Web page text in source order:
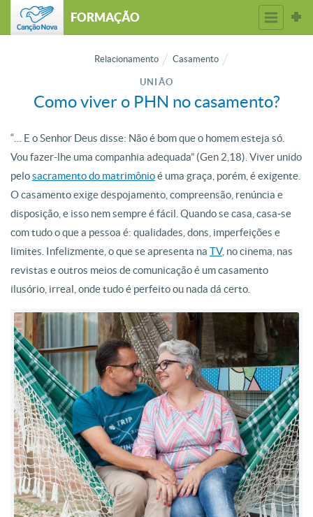
FORMAÇÃO
Relacionamento Casamento
UNIÃO
Como viver o PHN no casamento?
“… E o Senhor Deus disse: Não é bom que o homem esteja só.
Vou fazer-lhe uma companhia adequada” (Gen 2,18). Viver unido
pelosacramento do matrimônioé uma graça, porém, é exigente.
O casamento exige despojamento, compreensão, renúncia e
disposição, e isso nem sempre é fácil. Quando se casa, casa-se
com tudo o que a pessoa é: qualidades, dons, imperfeições e
limites. Infelizmente, o que se apresenta na TV, no cinema, nas
revistas e outros meios de comunicação é um casamento
ilusório, irreal, onde tudo é perfeito ou nada dá certo.